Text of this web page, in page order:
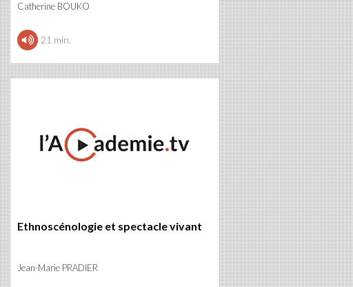
Catherine BOUKO
21 min.
Ethnoscénologie et spectacle vivant
Jean-Marie PRADIER